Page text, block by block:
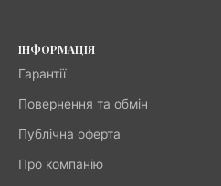
ІНФОРМАЦІЯ
Гарантії
Повернення та обмін
Публічна оферта
Про компанію